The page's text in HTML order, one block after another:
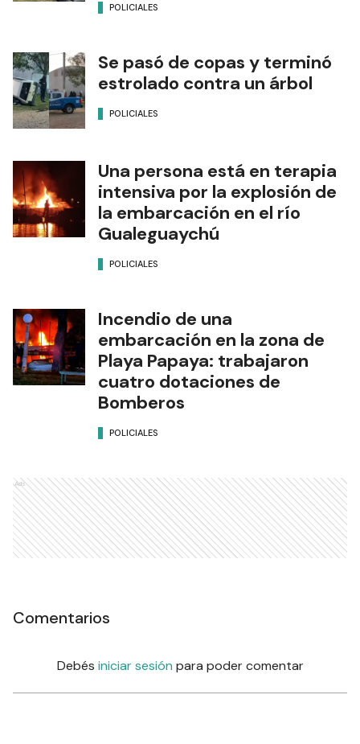
POLICIALES
Se pasó de copas y terminó
estrolado contra un árbol
POLICIALES
Una persona está en terapia
intensiva por la explosión de
la embarcación en el río
Gualeguaychú
POLICIALES
Incendio de una
embarcación en la zona de
Playa Papaya: trabajaron
cuatro dotaciones de
Bomberos
POLICIALES
Ads
Comentarios
Debés iniciar sesión para poder comentar